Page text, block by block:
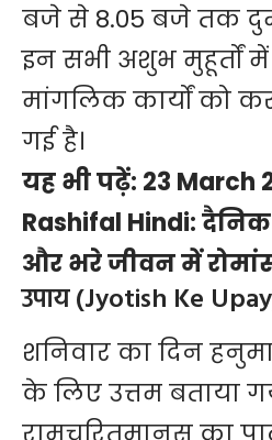
बजे से 8.05 बजे तक
इन सभी अशुभ मुहूर्तों
मांगलिक कार्यों को
गई है।
यह भी पढ़ें: 23 March
Rashifal Hindi:
और भरे जीवन में
उपाय (Jyotish Ke
शनिवार का दिन
के लिए उत्तम बताया